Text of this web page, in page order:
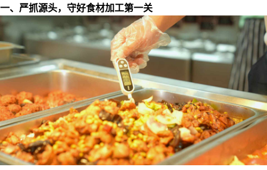
一、严抓源头，守好食材加工第一关